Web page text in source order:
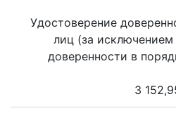
Удостоверение
лиц (за исключением
доверенности в
3